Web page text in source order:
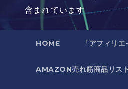
含まれています
HOME 「アフィリ
AMAZON売れ筋商品リス